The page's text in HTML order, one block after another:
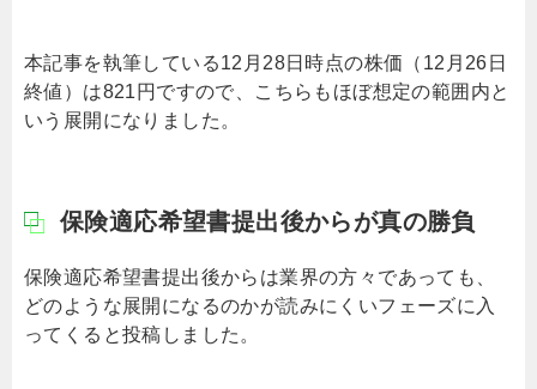
本記事を執筆している12月28日時点の株価（12月26日
終値）は821円ですので、こちらもほぼ想定の範囲内と
いう展開になりました。
保険適応希望書提出後からが真の勝負
保険適応希望書提出後からは業界の方々であっても、
どのような展開になるのかが読みにくいフェーズに入
ってくると投稿しました。